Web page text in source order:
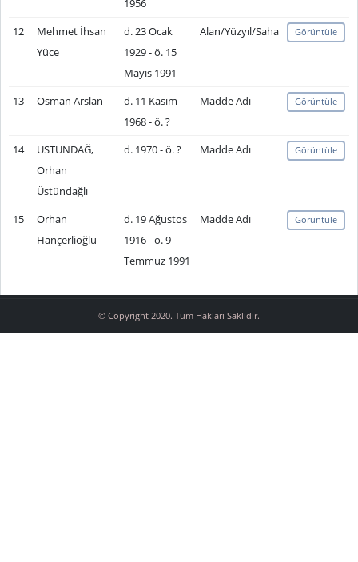
1956
12
Mehmet İhsan
Yüce
d. 23 Ocak
1929 - ö. 15
Mayıs 1991
Alan/Yüzyıl/Saha Görüntüle
13 Osman Arslan
d. 11 Kasım
1968 - ö. ?
Madde Adı Görüntüle
14
ÜSTÜNDAĞ,
Orhan
Üstündağlı
d. 1970 - ö. ? Madde Adı Görüntüle
15
Orhan
Hançerlioğlu
d. 19 Ağustos
1916 - ö. 9
Temmuz 1991
Madde Adı Görüntüle
© Copyright 2020. Tüm Hakları Saklıdır.